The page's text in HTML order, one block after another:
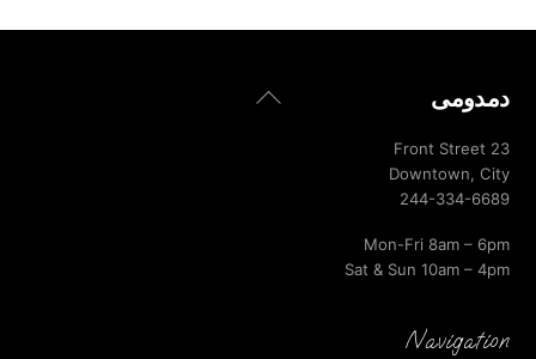
Back
دمدومى
23 Front Street
Downtown, City
244-334-6689
Mon-Fri 8am – 6pm
Sat & Sun 10am – 4pm
Navigation